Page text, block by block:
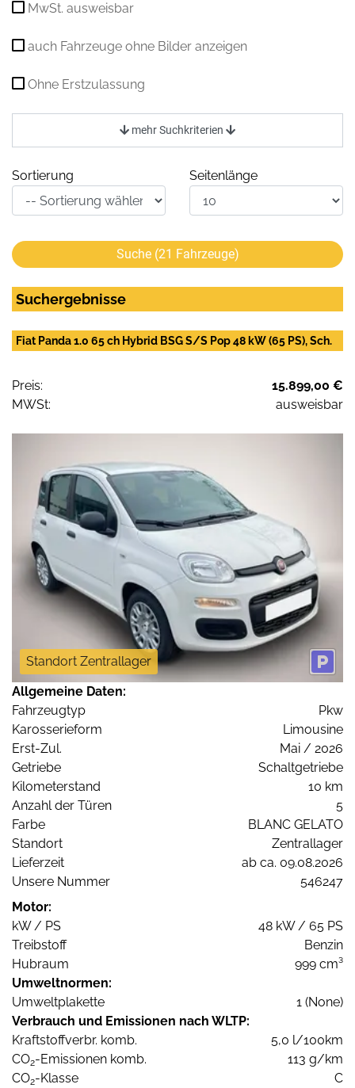
MwSt. ausweisbar
auch Fahrzeuge ohne Bilder anzeigen
Ohne Erstzulassung
mehr Suchkriterien
Sortierung Seitenlänge
Suche (21 Fahrzeuge)
Suchergebnisse
Fiat Panda 1.0 65 ch Hybrid BSG S/S Pop 48 kW (65 PS), Sch.
Preis:
15.899,00 €
MWSt:
ausweisbar
Standort Zentrallager
Allgemeine Daten:
Fahrzeugtyp
Pkw
Karosserieform
Limousine
Erst-Zul.
Mai / 2026
Getriebe
Schaltgetriebe
Kilometerstand
10 km
Anzahl der Türen
5
Farbe
BLANC GELATO
Standort
Zentrallager
Lieferzeit
ab ca. 09.08.2026
Unsere Nummer
546247
Motor:
kW / PS
48 kW / 65 PS
Treibstoff
Benzin
Hubraum
999 cm³
Umweltnormen:
Umweltplakette
1 (None)
Verbrauch und Emissionen nach WLTP:
Kraftstoffverbr. komb.
5,0 l/100km
CO2-Emissionen komb.
113 g/km
CO2-Klasse C